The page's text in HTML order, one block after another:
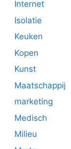
Internet
Isolatie
Keuken
Kopen
Kunst
Maatschappij
marketing
Medisch
Milieu